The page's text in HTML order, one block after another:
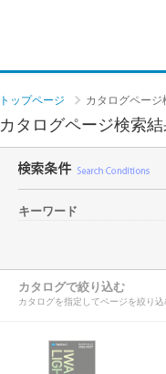
トップページ カタログページ
カタログページ検索
キーワード
カタログで絞り込む
カタログを指定してページを絞り